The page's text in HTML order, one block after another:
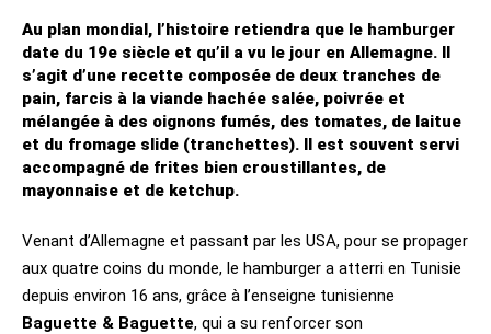
Au plan mondial, l’histoire retiendra que le hamburger
date du 19e siècle et qu’il a vu le jour en Allemagne. Il
s’agit d’une recette composée de deux tranches de
pain, farcis à la viande hachée salée, poivrée et
mélangée à des oignons fumés, des tomates, de laitue
et du fromage slide (tranchettes). Il est souvent servi
accompagné de frites bien croustillantes, de
mayonnaise et de ketchup.
Venant d’Allemagne et passant par les USA, pour se propager
aux quatre coins du monde, le hamburger a atterri en Tunisie
depuis environ 16 ans, grâce à l’enseigne tunisienne
Baguette & Baguette, qui a su renforcer son